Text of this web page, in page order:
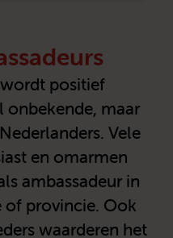
positief
onbekende, maar
Vele
en omarmen
ambassadeur in
of provincie. Ook
waarderen het